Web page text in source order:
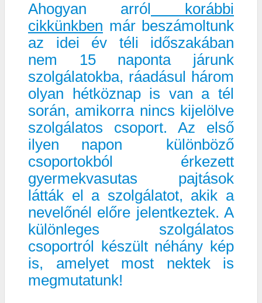
Ahogyan arról
korábbi
cikkünkben már beszámoltunk
az idei év téli időszakában
nem 15 naponta járunk
szolgálatokba, ráadásul három
olyan hétköznap is van a tél
során, amikorra nincs kijelölve
szolgálatos csoport. Az első
ilyen napon különböző
csoportokból érkezett
gyermekvasutas pajtások
látták el a szolgálatot, akik a
nevelőnél előre jelentkeztek. A
különleges szolgálatos
csoportról készült néhány kép
is, amelyet most nektek is
megmutatunk!